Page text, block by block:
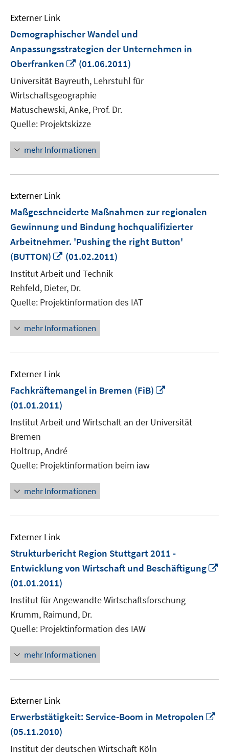
Externer Link
Demographischer Wandel und
Anpassungsstrategien der Unternehmen in
Oberfranken
In
neuem
Fenster
öffnen
(01.06.2011)
Universität Bayreuth, Lehrstuhl für
Wirtschaftsgeographie
Matuschewski, Anke, Prof. Dr.
Quelle: Projektskizze
mehr Informationen
Externer Link
Maßgeschneiderte Maßnahmen zur regionalen
Gewinnung und Bindung hochqualifizierter
Arbeitnehmer. 'Pushing the right Button'
(BUTTON)
In
neuem
Fenster
öffnen
(01.02.2011)
Institut Arbeit und Technik
Rehfeld, Dieter, Dr.
Quelle: Projektinformation des IAT
mehr Informationen
Externer Link
Fachkräftemangel in Bremen (FiB)
öffnen
(01.01.2011)
Institut Arbeit und Wirtschaft an der Universität
Bremen
Holtrup, André
Quelle: Projektinformation beim iaw
mehr Informationen
Externer Link
Strukturbericht Region Stuttgart 2011 -
Entwicklung von Wirtschaft und Beschäftigung
(01.01.2011)
Institut für Angewandte Wirtschaftsforschung
Krumm, Raimund, Dr.
Quelle: Projektinformation des IAW
mehr Informationen
Externer Link
Erwerbstätigkeit: Service-Boom in Metropolen
(05.11.2010)
Institut der deutschen Wirtschaft Köln